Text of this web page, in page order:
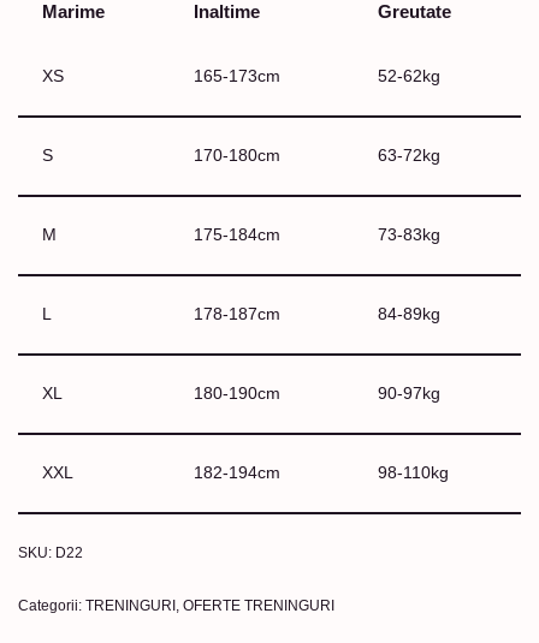
Marime Inaltime Greutate
XS 165-173cm 52-62kg
S 170-180cm 63-72kg
M 175-184cm 73-83kg
L 178-187cm 84-89kg
XL 180-190cm 90-97kg
XXL 182-194cm 98-110kg
SKU: D22
Categorii: TRENINGURI , OFERTE TRENINGURI